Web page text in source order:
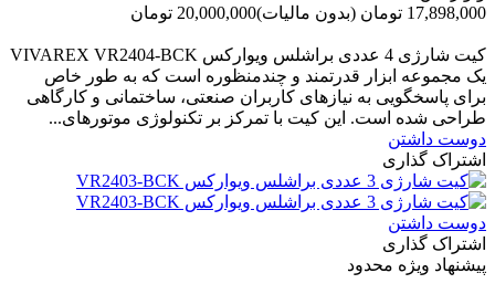
17,898,000 تومان
(بدون مالیات)20,000,000 تومان
کیت شارژی 4 عددی براشلس ویوارکس VIVAREX VR2404-BCK
یک مجموعه ابزار قدرتمند و چندمنظوره است که به طور خاص
برای پاسخگویی به نیازهای کاربران صنعتی، ساختمانی و کارگاهی
طراحی شده است. این کیت با تمرکز بر تکنولوژی موتورهای...
دوست داشتن
اشتراک گذاری
دوست داشتن
اشتراک گذاری
پیشنهاد ویژه محدود